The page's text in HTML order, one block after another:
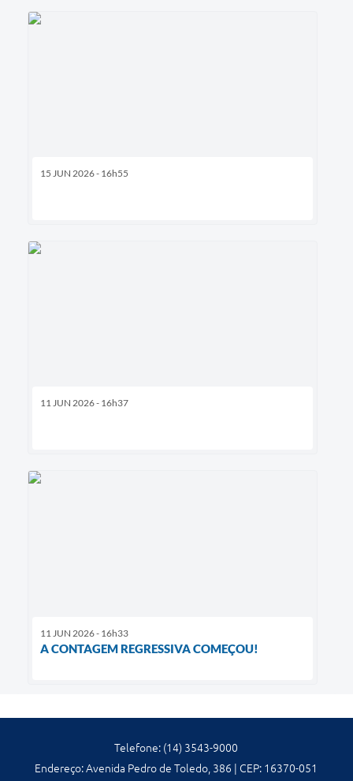
15 JUN 2026 - 16h55
11 JUN 2026 - 16h37
11 JUN 2026 - 16h33
A CONTAGEM REGRESSIVA COMEÇOU!
Telefone: (14) 3543-9000
Endereço: Avenida Pedro de Toledo, 386 | CEP: 16370-051